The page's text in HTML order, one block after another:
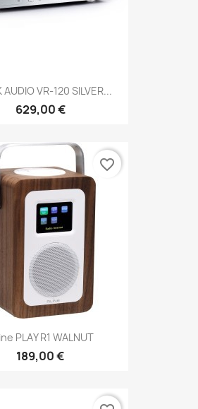
AUDIO VR-120 SILVER...
629,00 €
PLAY R1 WALNUT
189,00 €
favorite_border